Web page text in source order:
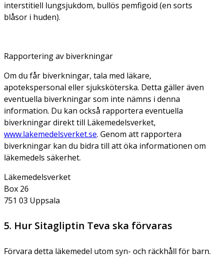
interstitiell lungsjukdom, bullös pemfigoid (en sorts
blåsor i huden).
Rapportering av biverkningar
Om du får biverkningar, tala med läkare,
apotekspersonal eller sjuksköterska. Detta gäller även
eventuella biverkningar som inte nämns i denna
information. Du kan också rapportera eventuella
biverkningar direkt till Läkemedelsverket,
www.lakemedelsverket.se. Genom att rapportera
biverkningar kan du bidra till att öka informationen om
läkemedels säkerhet.
Läkemedelsverket
Box 26
751 03 Uppsala
5. Hur Sitagliptin Teva ska förvaras
Förvara detta läkemedel utom syn- och räckhåll för barn.